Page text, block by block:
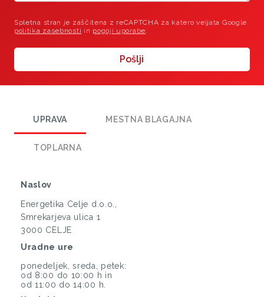
Spletna stran je zaščitena z reCAPTCHA za katero veljata Google
politika zasebnosti in pogoji uporabe
Pošlji
UPRAVA MESTNA BLAGAJNA
TOPLARNA
Naslov
Energetika Celje d.o.o.,
Smrekarjeva ulica 1
3000 CELJE
Uradne ure
ponedeljek, sreda, petek:
od 8:00 do 10:00 h in
od 11:00 do 14:00 h.